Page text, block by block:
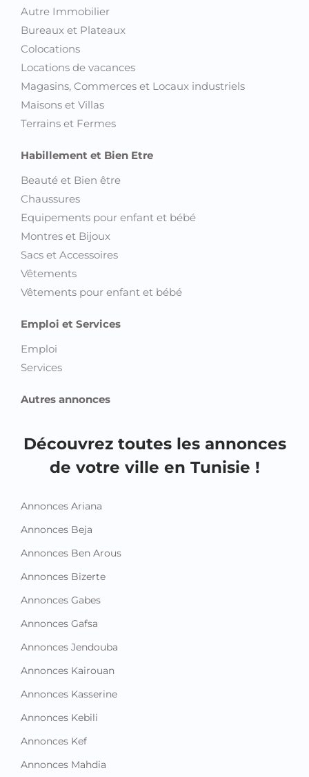
Autre Immobilier
Bureaux et Plateaux
Colocations
Locations de vacances
Magasins, Commerces et Locaux industriels
Maisons et Villas
Terrains et Fermes
Habillement et Bien Etre
Beauté et Bien être
Chaussures
Equipements pour enfant et bébé
Montres et Bijoux
Sacs et Accessoires
Vêtements
Vêtements pour enfant et bébé
Emploi et Services
Emploi
Services
Autres annonces
Découvrez toutes les annonces
de votre ville en Tunisie !
Annonces Ariana
Annonces Beja
Annonces Ben Arous
Annonces Bizerte
Annonces Gabes
Annonces Gafsa
Annonces Jendouba
Annonces Kairouan
Annonces Kasserine
Annonces Kebili
Annonces Kef
Annonces Mahdia